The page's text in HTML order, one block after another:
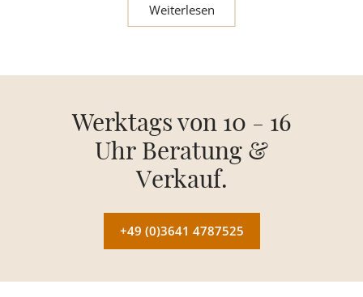
Weiterlesen
Werktags von 10 - 16
Uhr Beratung &
Verkauf.
+49 (0)3641 4787525